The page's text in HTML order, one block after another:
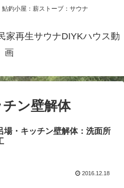
釣小屋：薪ストーブ：サウナ
家再生サウナDIYKハウス動
画
ン壁解体
場・キッチン壁解体：洗面所
2016.12.18